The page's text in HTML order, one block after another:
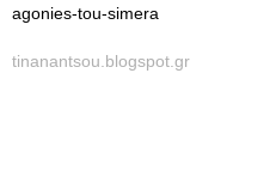
agonies-tou-simera
tinanantsou.blogspot.gr